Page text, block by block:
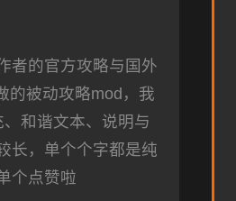
者的官方攻略与国外
的被动攻略mod，我
和谐文本、说明与
长，单个个字都是纯
个点赞啦